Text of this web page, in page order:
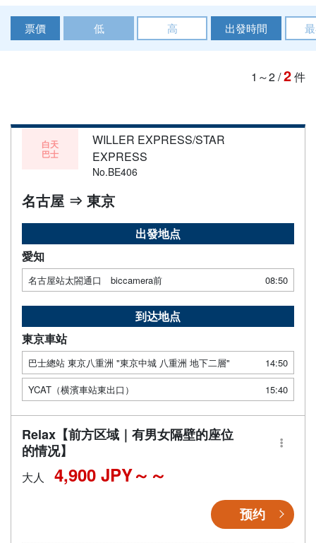
票價 低 高 出發時間
1～2/2件
白天
巴士
WILLER EXPRESS/STAR
EXPRESS
No.BE406
名古屋 ⇒ 東京
出發地点
愛知
名古屋站太閤通口 biccamera前 08:50
到达地点
東京車站
巴士總站 東京八重洲 "東京中城 八重洲 地下二層"
14:50
YCAT（横濱車站東出口）
15:40
Relax【前方区域｜有男女隔壁的座位
的情况】
大人 4,900 JPY～
预约